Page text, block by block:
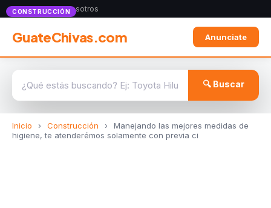
Anunciate con nosotros
GuateChivas.com Anunciate
🔍 Buscar
Inicio › Construcción ›
Manejando las mejores medidas de
higiene, te atenderémos solamente con previa ci
CONSTRUCCIÓN